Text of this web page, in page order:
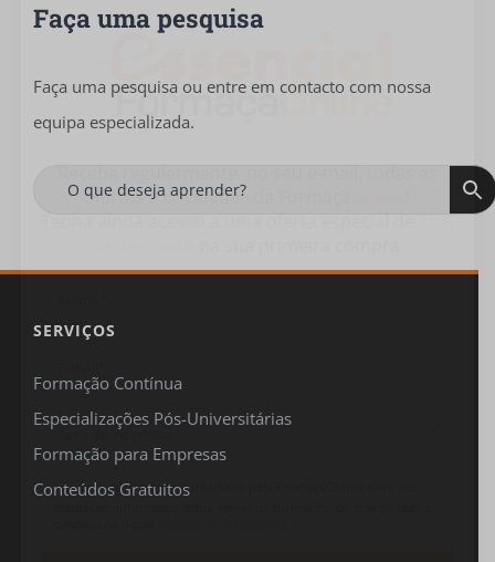
Faça uma pesquisa
Faça uma pesquisa ou entre em contacto com nossa
equipa especializada.
SERVIÇOS
Formação Contínua
Especializações Pós-Universitárias
Formação para Empresas
Conteúdos Gratuitos
Receba regularmente, no seu e-mail, todas as
ofertasenovidades
Tenha ainda acesso a uma oferta especial de
15%
Concordo em ser contactado pela FormaçãOnline para me